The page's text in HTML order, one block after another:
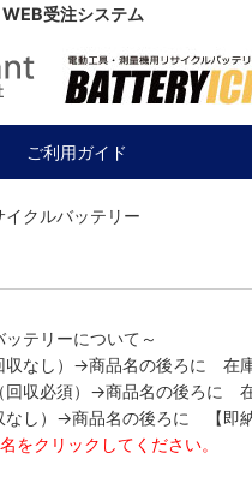
受注システム
ご利用ガイド
イクルバッテリー
ッテリーについて～
収なし）→商品名の後ろに
回収必須）→商品名の後ろに
なし）→商品名の後ろに 【
をクリックしてください。